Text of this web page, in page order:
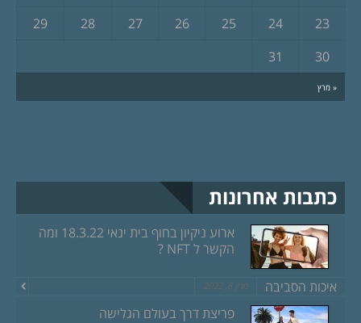
« מרץ
23
24
25
26
27
28
29
30
31
כתבות אחרונות
ארוע ניקיון בחוף בית ינאי 18.3.22 ומה
הקשר ל NFT ?
איכות הסביבה מרץ 8, 2022
פריצת דרך בעולם הגלישה